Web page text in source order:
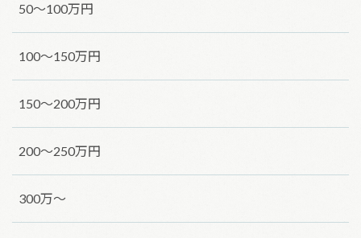
50～100万円
100～150万円
150〜200万円
200～250万円
300万～